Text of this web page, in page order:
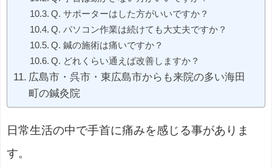
Q. サポーターはした方がいいですか？
Q. パソコン作業は続けても大丈夫ですか？
Q. 鍼の施術は痛いですか？
Q. どれくらい通えば改善しますか？
広島市・呉市・東広島市からも来院の多い海田
町の鍼灸院
日常生活の中で手首に痛みを感じる事がありま
す。